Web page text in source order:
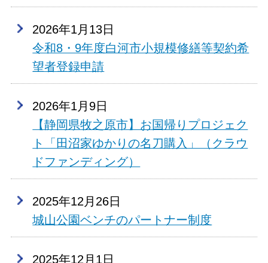
2026年1月13日
令和8・9年度白河市小規模修繕等契約希
望者登録申請
2026年1月9日
【静岡県牧之原市】お国帰りプロジェク
ト「田沼家ゆかりの名刀購入」（クラウ
ドファンディング）
2025年12月26日
城山公園ベンチのパートナー制度
2025年12月1日